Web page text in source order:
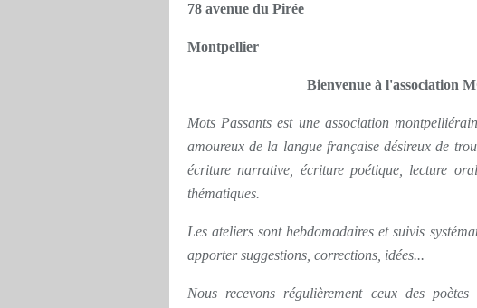
78 avenue du Pirée
Montpellier
Bienvenue à l'association
Mots Passants est une association
amoureux de la langue française désireux de
écriture narrative, écriture poétique, lecture
thématiques.
Les ateliers sont hebdomadaires et suivis
apporter suggestions, corrections, idées...
Nous recevons régulièrement ceux des